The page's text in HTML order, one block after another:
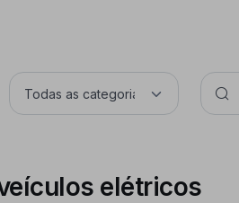
elétricos